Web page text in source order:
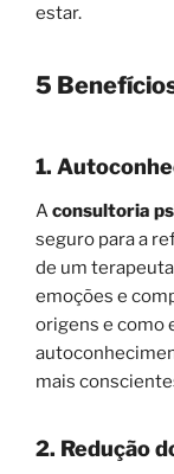
estar.
5
1.
Aconsultoria
seguro para a
de um
emoções e
origens e como
mais
2. Redução